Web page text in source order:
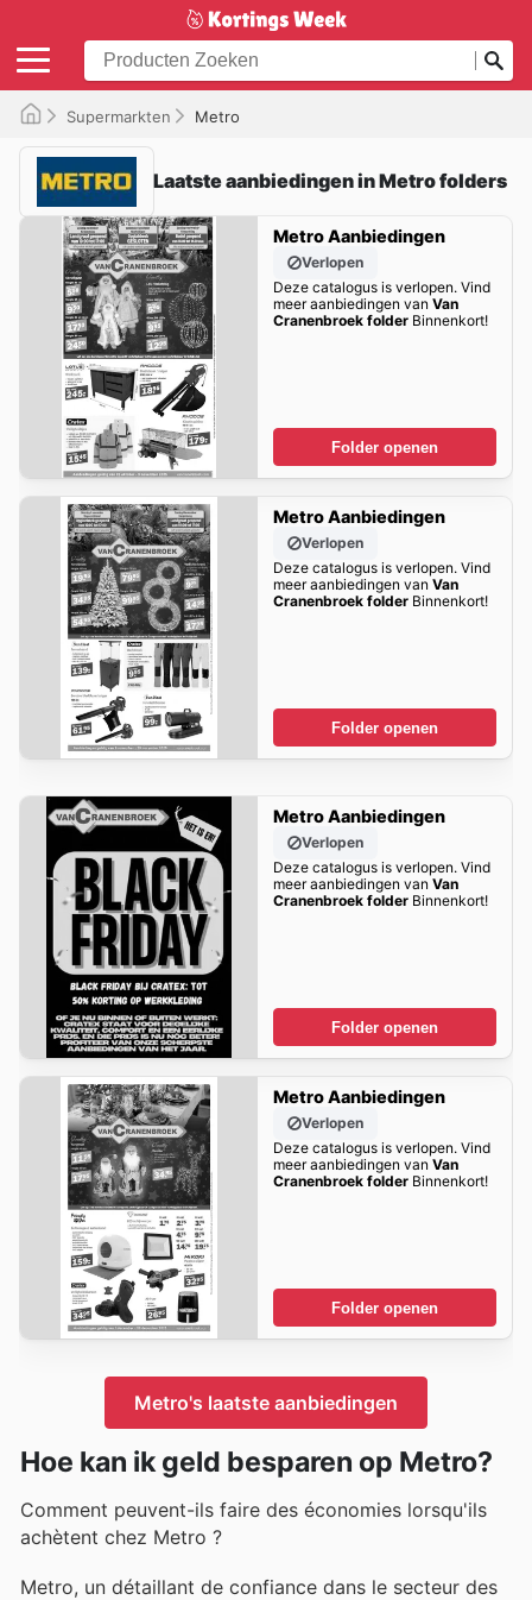
Supermarkten Metro
Laatste aanbiedingen in Metro folders
Metro Aanbiedingen
Verlopen
Deze catalogus is verlopen. Vind
meer aanbiedingen van Van
Cranenbroek folderBinnenkort!
Folder openen
Metro Aanbiedingen
Verlopen
Deze catalogus is verlopen. Vind
meer aanbiedingen van Van
Cranenbroek folderBinnenkort!
Folder openen
Metro Aanbiedingen
Verlopen
Deze catalogus is verlopen. Vind
meer aanbiedingen van Van
Cranenbroek folderBinnenkort!
Folder openen
Metro Aanbiedingen
Verlopen
Deze catalogus is verlopen. Vind
meer aanbiedingen van Van
Cranenbroek folderBinnenkort!
Folder openen
Metro's laatste aanbiedingen
Hoe kan ik geld besparen op Metro?
Comment peuvent-ils faire des économies lorsqu'ils
achètent chez Metro ?
Metro, un détaillant de confiance dans le secteur des